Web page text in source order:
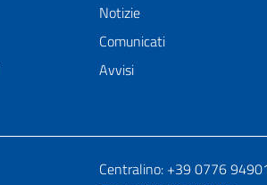
Notizie
Comunicati
Avvisi
Numeri utili
Centralino: +39 0776